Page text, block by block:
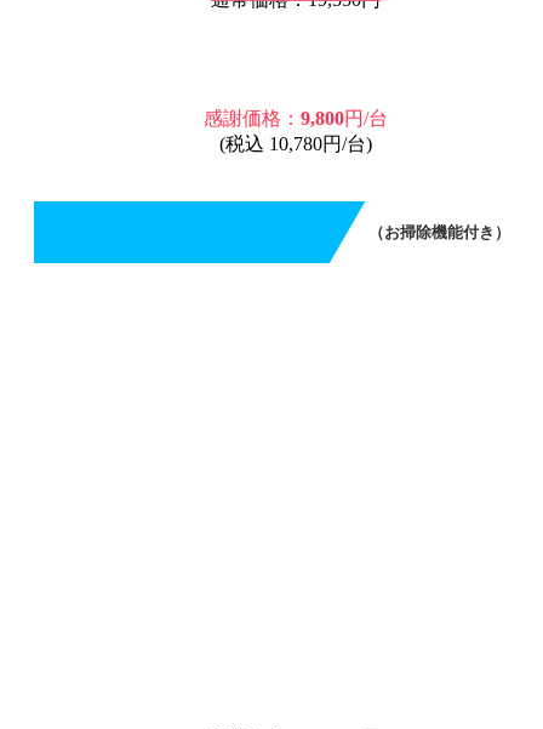
感謝価格： 9,800円/台
(税込 10,780円/台)
エアコンクリーニング（お掃除機能付き）
（お掃除機能付き）